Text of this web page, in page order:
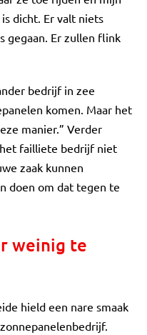
dicht. Er valt niets
gegaan. Er zullen flink
bedrijf in zee
komen. Maar het
manier.” Verder
failliete bedrijf niet
zaak kunnen
doen om dat tegen te
weinig te
hield een nare smaak